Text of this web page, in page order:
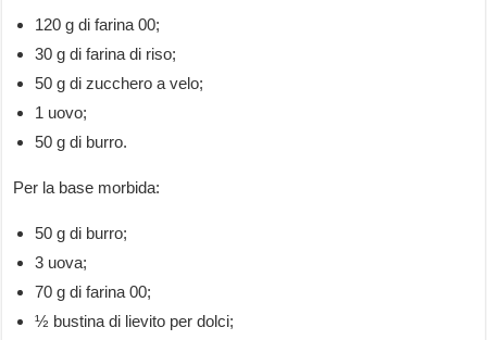
120 g di farina 00;
30 g di farina di riso;
50 g di zucchero a velo;
1 uovo;
50 g di burro.
Per la base morbida:
50 g di burro;
3 uova;
70 g di farina 00;
½ bustina di lievito per dolci;